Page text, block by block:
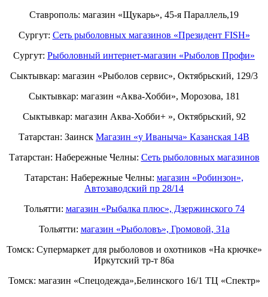
Ставрополь: магазин «Щукарь», 45-я Параллель,19
Сургут: Сеть рыболовных магазинов «Президент FISH»
Сургут: Рыболовный интернет-магазин «Рыболов Профи»
Сыктывкар: магазин «Рыболов сервис», Октябрьский, 129/3
Сыктывкар: магазин «Аква-Хобби», Морозова, 181
Сыктывкар: магазин Аква-Хобби+ », Октябрьский, 92
Татарстан: Заинск Магазин «у Иваныча» Казанская 14В
Татарстан: Набережные Челны: Cеть рыболовных магазинов
Татарстан: Набережные Челны: магазин «Робинзон»,
Автозаводский пр 28/14
Тольятти: магазин «Рыбалка плюс», Дзержинского 74
Тольятти: магазин «Рыболовъ», Громовой, 31а
Томск: Супермаркет для рыболовов и охотников «На крючке»
Иркутский тр-т 86а
Томск: магазин «Спецодежда»,Белинского 16/1 ТЦ «Спектр»